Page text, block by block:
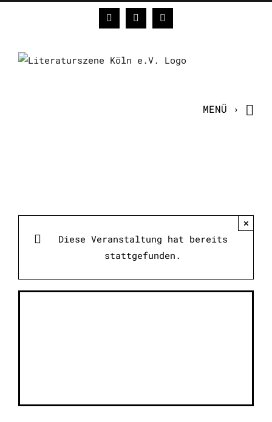
FacebookInstagram
E-
Mail
Diese Veranstaltung hat bereits
stattgefunden.
×